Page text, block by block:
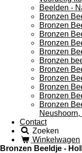
Beelden -
Bronzen
Bronzen
Bronzen
Bronzen
Bronzen
Bronzen
Bronzen
Bronzen
Bronzen
Bronzen
Bronzen
Contact
Zoeken
Winkelwagen
Bronzen Beeldje -